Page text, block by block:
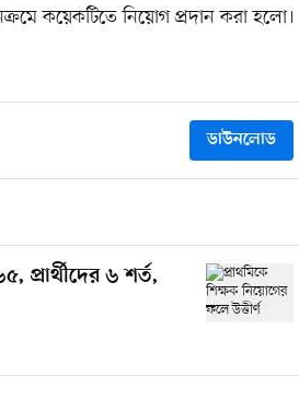
কয়েকটিতে নিয়োগ প্রদান করা হলো।
ডাউনলোড
প্রার্থীদের ৬ শর্ত,